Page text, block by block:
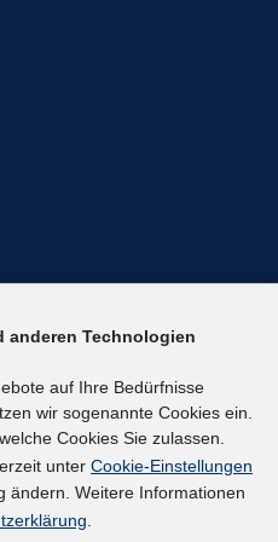
anderen Technologien
auf Ihre Bedürfnisse
wir sogenannte Cookies ein.
Cookies Sie zulassen.
unter Cookie-Einstellungen
ändern. Weitere Informationen
.